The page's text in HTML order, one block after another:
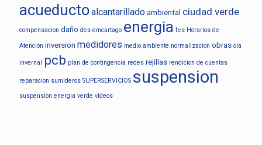
acueductoalcantarillado ambiental ciudad verde
compensacion daño des emcartago energia fes Horarios de
Atención inversion medidores medio ambiente normalizacion obras ola
invernal pcb plan de contingencia redes rejillas rendicion de cuentas
reparacion sumideros SUPERSERVICIOS suspension
suspension energia verde videos